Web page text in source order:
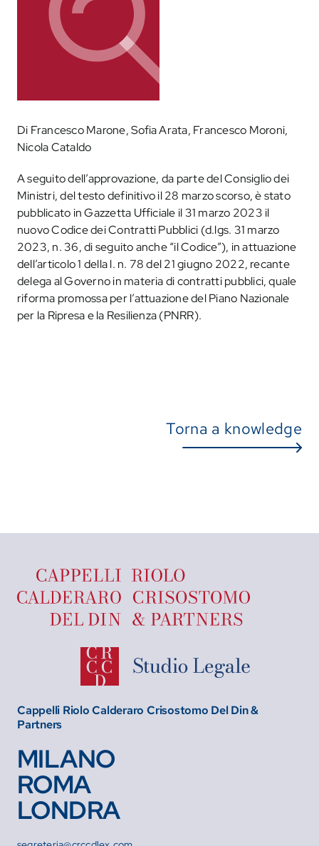
Di Francesco Marone, Sofia Arata, Francesco Moroni,
Nicola Cataldo
A seguito dell’approvazione, da parte del Consiglio dei
Ministri, del testo definitivo il 28 marzo scorso, è stato
pubblicato in Gazzetta Ufficiale il 31 marzo 2023 il
nuovo Codice dei Contratti Pubblici (d.lgs. 31 marzo
2023, n. 36, di seguito anche “il Codice”), in attuazione
dell’articolo 1 della l. n. 78 del 21 giugno 2022, recante
delega al Governo in materia di contratti pubblici, quale
riforma promossa per l’attuazione del Piano Nazionale
per la Ripresa e la Resilienza (PNRR).
Torna a knowledge
Cappelli Riolo Calderaro Crisostomo Del Din &
Partners
MILANO
ROMA
LONDRA